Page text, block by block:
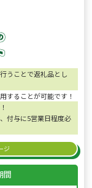
うことで返礼品とし
することが可能です！
付与に5営業日程度必
ジ
間